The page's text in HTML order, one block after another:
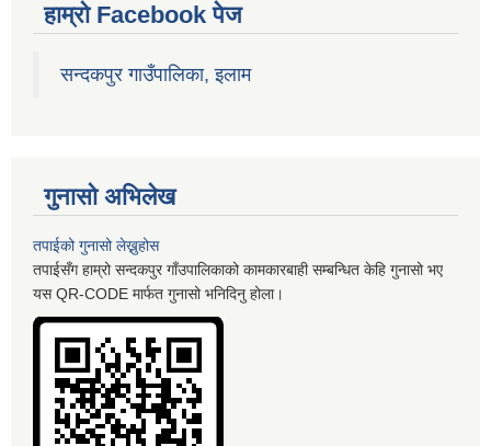
हाम्रो Facebook पेज
सन्दकपुर गाउँपालिका, इलाम
गुनासो अभिलेख
तपाईको गुनासो लेख्नुहोस
तपाईसँग हाम्रो सन्दकपुर गाँउपालिकाको कामकारबाही सम्बन्धित केहि गुनासो भए
यस QR-CODE मार्फत गुनासो भनिदिनु होला।